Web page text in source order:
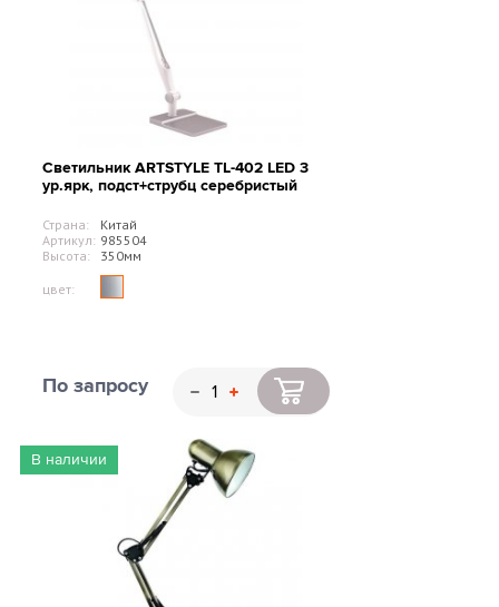
Светильник ARTSTYLE TL-402 LED 3
ур.ярк, подст+струбц серебристый
Страна:
Китай
Артикул: 985504
Высота:
350мм
цвет:
По запросу
В наличии